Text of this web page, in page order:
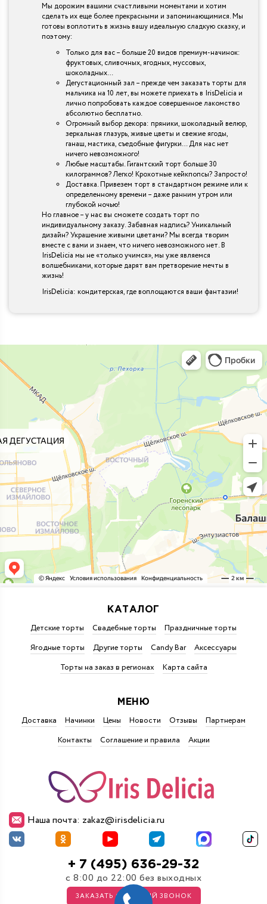
Мы дорожим вашими счастливыми моментами и хотим
сделать их еще более прекрасными и запоминающимися. Мы
готовы воплотить в жизнь вашу идеальную сладкую сказку, и
поэтому:
Только для вас – больше 20 видов премиум-начинок:
фруктовых, сливочных, ягодных, муссовых,
шоколадных…
Дегустационный зал – прежде чем заказать торты для
мальчика на 10 лет, вы можете приехать в IrisDelicia и
лично попробовать каждое совершенное лакомство
абсолютно бесплатно.
Огромный выбор декора: пряники, шоколадный велюр,
зеркальная глазурь, живые цветы и свежие ягоды,
ганаш, мастика, съедобные фигурки… Для нас нет
ничего невозможного!
Любые масштабы. Гигантский торт больше 30
килограммов? Легко! Крохотные кейкпопсы? Запросто!
Доставка. Привезем торт в стандартном режиме или к
определенному времени – даже ранним утром или
глубокой ночью!
Но главное – у нас вы сможете создать торт по
индивидуальному заказу. Забавная надпись? Уникальный
дизайн? Украшение живыми цветами? Мы всегда творим
вместе с вами и знаем, что ничего невозможного нет. В
IrisDelicia мы не «только учимся», мы уже являемся
волшебниками, которые дарят вам претворение мечты в
жизнь!
IrisDelicia: кондитерская, где воплощаются ваши фантазии!
Наша почта: zakaz@irisdelicia.ru
+ 7 (495) 636-29-32
с 8:00 до 22:00 без выходных
ЗАКАЗАТЬ ОБРАТНЫЙ ЗВОНОК
КАТАЛОГ
Детские торты Свадебные торты
Праздничные торты
Ягодные торты
Другие торты Candy Bar
Аксессуары
Торты на заказ в регионах
Карта сайта
МЕНЮ
Доставка Начинки Цены Новости Отзывы
Партнерам
Контакты
Соглашение и правила Акции